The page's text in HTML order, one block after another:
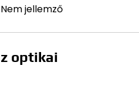
Nem jellemző
optikai